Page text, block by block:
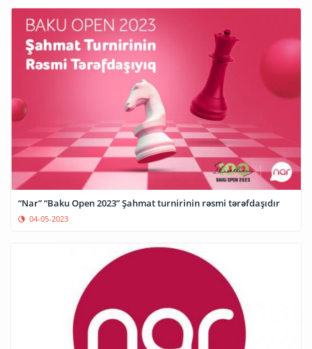
“Nar” “Baku Open 2023” Şahmat turnirinin rəsmi tərəfdaşıdır
04-05-2023